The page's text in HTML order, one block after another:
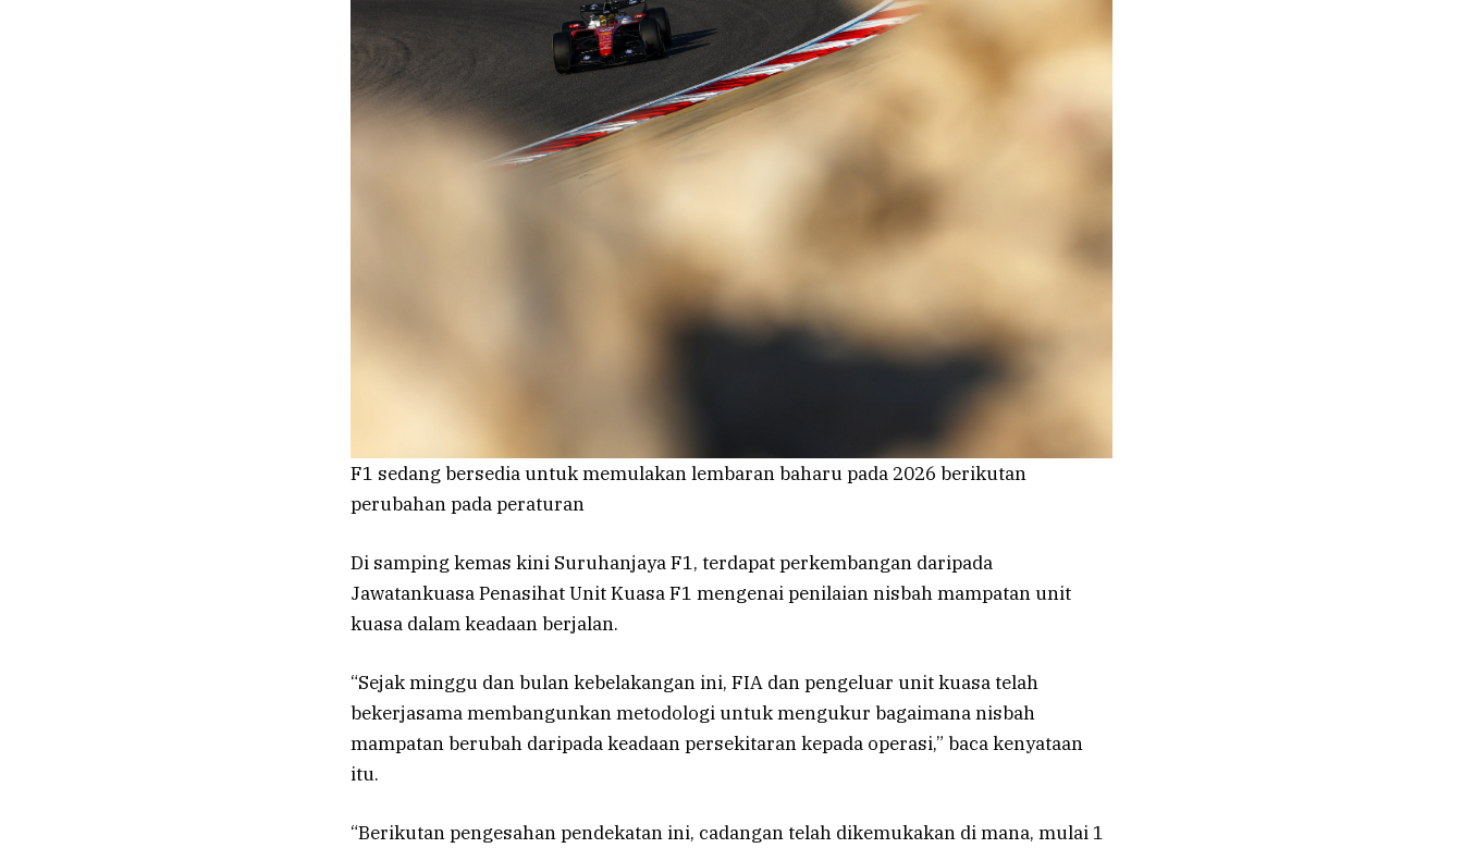
F1 sedang bersedia untuk memulakan lembaran baharu pada 2026 berikutan
perubahan pada peraturan
Di samping kemas kini Suruhanjaya F1, terdapat perkembangan daripada
Jawatankuasa Penasihat Unit Kuasa F1 mengenai penilaian nisbah mampatan unit
kuasa dalam keadaan berjalan.
“Sejak minggu dan bulan kebelakangan ini, FIA dan pengeluar unit kuasa telah
bekerjasama membangunkan metodologi untuk mengukur bagaimana nisbah
mampatan berubah daripada keadaan persekitaran kepada operasi,” baca kenyataan
itu.
“Berikutan pengesahan pendekatan ini, cadangan telah dikemukakan di mana, mulai 1